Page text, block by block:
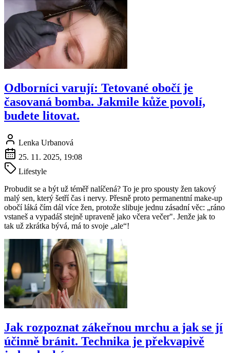
Odborníci varují: Tetované obočí je
časovaná bomba. Jakmile kůže povolí,
budete litovat.
Lenka Urbanová
25. 11. 2025, 19:08
Lifestyle
Probudit se a být už téměř nalíčená? To je pro spousty žen takový
malý sen, který šetří čas i nervy. Přesně proto permanentní make-up
obočí láká čím dál více žen, protože slibuje jednu zásadní věc: „ráno
vstaneš a vypadáš stejně upraveně jako včera večer". Jenže jak to
tak už zkrátka bývá, má to svoje „ale“!
Jak rozpoznat zákeřnou mrchu a jak se jí
účinně bránit. Technika je překvapivě